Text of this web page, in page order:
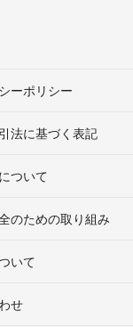
ーポリシー
法に基づく表記
ついて
のための取り組み
いて
せ